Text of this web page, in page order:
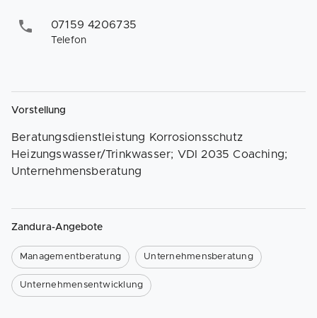
07159 4206735
Telefon
Vorstellung
Beratungsdienstleistung Korrosionsschutz
Heizungswasser/Trinkwasser; VDI 2035 Coaching;
Unternehmensberatung
Zandura-Angebote
Managementberatung Unternehmensberatung
Unternehmensentwicklung